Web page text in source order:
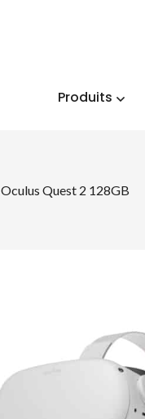
Produits
Oculus Quest 2 128GB